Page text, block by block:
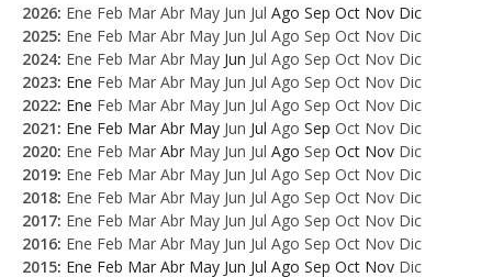
2026: Ene Feb Mar Abr May Jun Jul Ago Sep Oct Nov Dic
2025: Ene Feb Mar Abr May Jun Jul Ago Sep Oct Nov Dic
2024: Ene Feb Mar Abr May Jun Jul Ago Sep Oct Nov Dic
2023: Ene Feb Mar Abr May Jun Jul Ago Sep Oct Nov Dic
2022: Ene Feb Mar Abr May Jun Jul Ago Sep Oct Nov Dic
2021: Ene Feb Mar Abr May Jun Jul Ago Sep Oct Nov Dic
2020: Ene Feb Mar Abr May Jun Jul Ago Sep Oct Nov Dic
2019: Ene Feb Mar Abr May Jun Jul Ago Sep Oct Nov Dic
2018: Ene Feb Mar Abr May Jun Jul Ago Sep Oct Nov Dic
2017: Ene Feb Mar Abr May Jun Jul Ago Sep Oct Nov Dic
2016: Ene Feb Mar Abr May Jun Jul Ago Sep Oct Nov Dic
2015: Ene Feb Mar Abr May Jun Jul Ago Sep Oct Nov Dic